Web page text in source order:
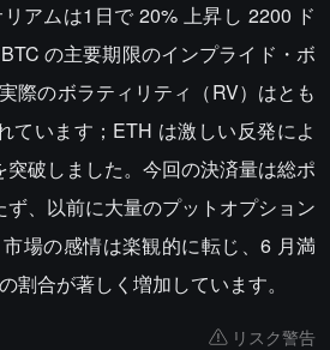
アムは1日で 20% 上昇し 2200 ド
の主要期限のインプライド・ボ
際のボラティリティ（RV）はとも
ています；ETH は激しい反発によ
突破しました。今回の決済量は総ポ
ず、以前に大量のプットオプション
場の感情は楽観的に転じ、6 月満
割合が著しく増加しています。
リスク警告